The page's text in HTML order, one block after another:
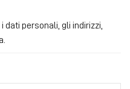
personali, gli indirizzi,